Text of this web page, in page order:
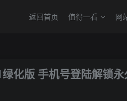
返回首页 值得一看 网
化版 手机号登陆解锁永